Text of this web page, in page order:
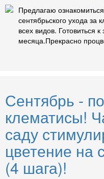
Предлагаю
сентябрьского ухода за
всех видов. Готовиться
месяца.Прекрасно
Сентябрь -
клематисы!
саду
цветение на
(4 шага)!